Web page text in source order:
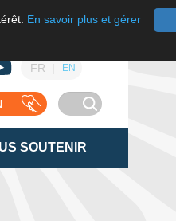
En savoir plus et gérer
FR EN
SOUTENIR